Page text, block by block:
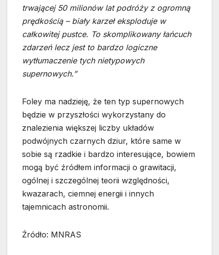
trwającej 50 milionów lat podróży z ogromną
prędkością – biały karzeł eksploduje w
całkowitej pustce. To skomplikowany łańcuch
zdarzeń lecz jest to bardzo logiczne
wytłumaczenie tych nietypowych
supernowych.”
Foley ma nadzieję, że ten typ supernowych
będzie w przyszłości wykorzystany do
znalezienia większej liczby układów
podwójnych czarnych dziur, które same w
sobie są rzadkie i bardzo interesujące, bowiem
mogą być źródłem informacji o grawitacji,
ogólnej i szczególnej teorii względności,
kwazarach, ciemnej energii i innych
tajemnicach astronomii.
Źródło: MNRAS